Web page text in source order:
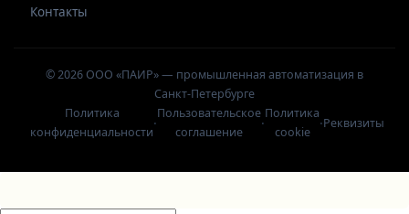
Контакты
© 2026 ООО «ПАИР» — промышленная автоматизация в
Санкт-Петербурге
Политика
конфиденциальности
·
Пользовательское
соглашение
·
Политика
cookie
·Реквизиты